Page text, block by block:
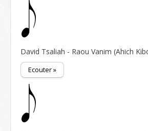
David Tsaliah - Raou Vanim (Ahich
Ecouter »